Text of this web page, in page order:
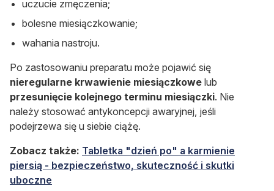
uczucie zmęczenia;
bolesne miesiączkowanie;
wahania nastroju.
Po zastosowaniu preparatu może pojawić się
nieregularne krwawienie miesiączkowe lub
przesunięcie kolejnego terminu miesiączki. Nie
należy stosować antykoncepcji awaryjnej, jeśli
podejrzewa się u siebie ciążę.
Zobacz także: Tabletka "dzień po" a karmienie
piersią - bezpieczeństwo, skuteczność i skutki
uboczne